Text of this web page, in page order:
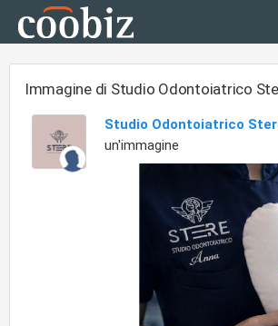
Immagine di Studio Odontoiatrico
Studio Odontoiatrico
un'immagine